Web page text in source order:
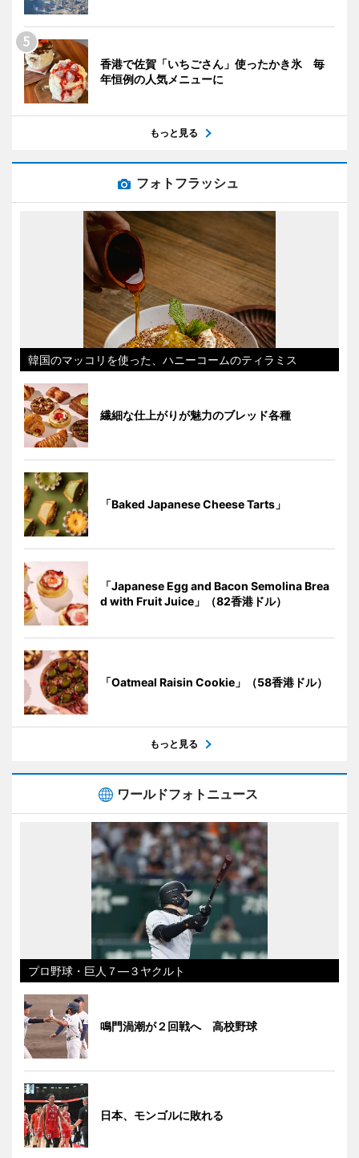
香港で佐賀「いちごさん」使ったかき氷 毎
年恒例の人気メニューに
もっと見る
フォトフラッシュ
韓国のマッコリを使った、ハニーコームのティラミス
繊細な仕上がりが魅力のブレッド各種
「Baked Japanese Cheese Tarts」
「Japanese Egg and Bacon Semolina Brea
d with Fruit Juice」（82香港ドル）
「Oatmeal Raisin Cookie」（58香港ドル）
もっと見る
ワールドフォトニュース
プロ野球・巨人７―３ヤクルト
鳴門渦潮が２回戦へ 高校野球
日本、モンゴルに敗れる